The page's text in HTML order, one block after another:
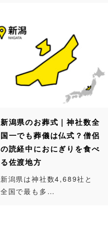
新潟県のお葬式｜神社数全
国一でも葬儀は仏式？僧侶
の読経中におにぎりを食べ
る佐渡地方
新潟県は神社数4,689社と
全国で最も多…